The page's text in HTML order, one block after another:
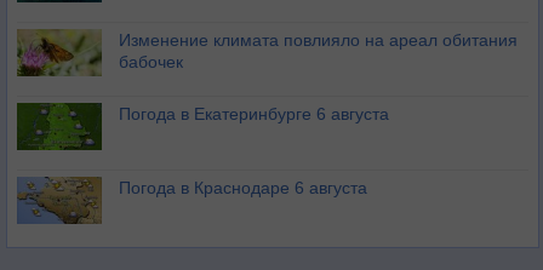
Изменение климата повлияло на ареал обитания
бабочек
Погода в Екатеринбурге 6 августа
Погода в Краснодаре 6 августа